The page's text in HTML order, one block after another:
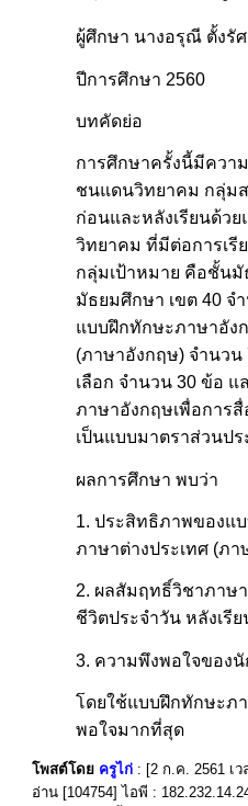
ผู้ศึกษา นางอรุณี ตั้งรั
ปีการศึกษา 2560
บทคัดย่อ
การศึกษาครั้งนี้มีควา
ชนแดนวิทยาคม กลุ่มส
ก่อนและหลังเรียนด้ว
วิทยาคม ที่มีต่อการเรี
กลุ่มเป้าหมาย คือชั้นมั
มัธยมศึกษา เขต 40 จ
แบบฝึกทักษะภาษาอัง
(ภาษาอังกฤษ) จำนวน
เลือก จำนวน 30 ข้อ
ภาษาอังกฤษเพื่อการ
เป็นแบบมาตราส่วนป
ผลการศึกษา พบว่า
1. ประสิทธิภาพของแ
ภาษาต่างประเทศ (ภา
2. ผลสัมฤทธิ์วิชาภาษ
ชีวิตประจำวัน หลังเรี
3. ความพึงพอใจของ
โดยใช้แบบฝึกทักษะภ
พอใจมากที่สุด
โพสต์โดย ครูไก่ : [2 ก.ค. 2561 เว
อ่าน [104754] ไอพี :